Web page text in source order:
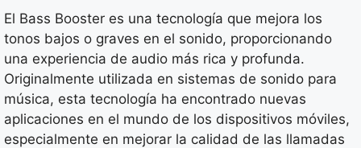
El Bass Booster es una tecnología que mejora los
tonos bajos o graves en el sonido, proporcionando
una experiencia de audio más rica y profunda.
Originalmente utilizada en sistemas de sonido para
música, esta tecnología ha encontrado nuevas
aplicaciones en el mundo de los dispositivos móviles,
especialmente en mejorar la calidad de las llamadas